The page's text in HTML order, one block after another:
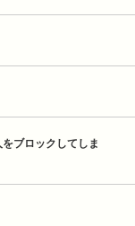
ブロックしてしま